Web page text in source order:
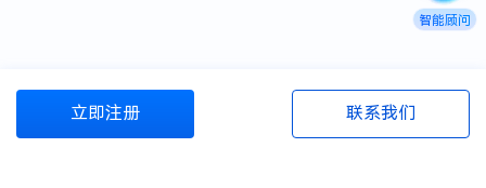
智能顾问
立即注册 联系我们